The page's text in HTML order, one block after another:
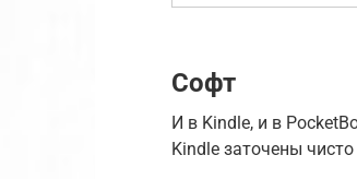
Софт
И в Kindle, и в
Kindle заточены чисто